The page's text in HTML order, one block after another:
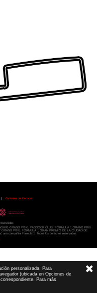
Convenio de liberación
GRAND PRIX,
PADDOCK CLUB,
FORMULA 1 GRAND PRIX
GRAND PRIX,
FORMULA 1 GRAN PREMIO DE LA CIUDAD DE
una compañía Formula 1. Todos los derechos reservados.
personalizada. Para
(ubicada en Opciones de
Para más